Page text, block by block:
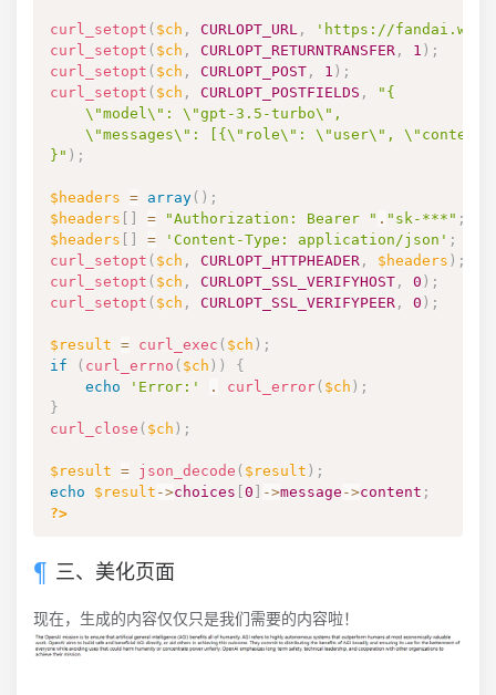
curl_setopt ( $ch , CURLOPT_URL ,
'https://
curl_setopt ( $ch , CURLOPT_RETURNTRANSFER , 1 ) ;
curl_setopt ( $ch , CURLOPT_POST , 1 ) ;
curl_setopt ( $ch , CURLOPT_POSTFIELDS ,
"{
    \"model\": \"gpt-3.5-turbo\",
\"messages\": [{\"role\": \"user\",
}" ) ;
$headers = array ( ) ;
$headers
= "Authorization: Bearer " . "sk-***" ;
$headers
= 'Content-Type: application/json' ;
curl_setopt ( $ch , CURLOPT_HTTPHEADER , $headers ) ;
curl_setopt ( $ch , CURLOPT_SSL_VERIFYHOST , 0 ) ;
curl_setopt ( $ch , CURLOPT_SSL_VERIFYPEER , 0 ) ;
$result = curl_exec ( $ch ) ;
if
( curl_errno ( $ch ) )
{
echo
'Error:' . curl_error ( $ch ) ;
}
curl_close ( $ch ) ;
$result = json_decode ( $result ) ;
echo
$result ->choices 0 ->message ->content ;
?>
三、美化页面
现在，生成的内容仅仅只是我们需要的内容啦！